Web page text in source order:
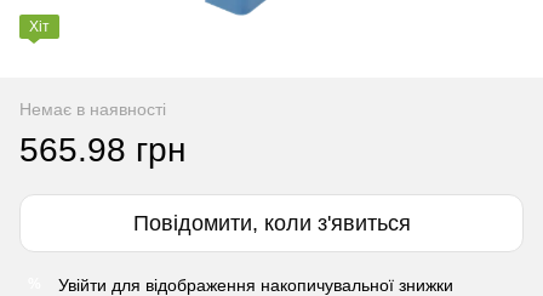
Хіт
Немає в наявності
565.98 грн
Повідомити, коли з'явиться
Увійти для відображення накопичувальної знижки